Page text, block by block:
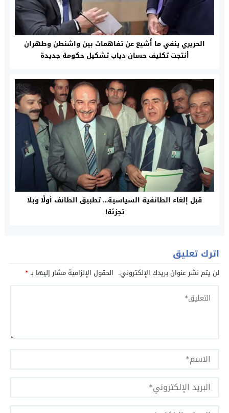
الحريري ينفي ما أُشيع عن تفاهمات بين واشنطن وطهران
أنتجت تكليف حسان دياب تشكيل حكومة جديدة
قبل إلغاء الطائفية السياسية… تطبيق الطائف أولًا وبلا
تجزئة!
اترك تعليق
لن يتم نشر عنوان بريدك الإلكتروني. الحقول الإلزامية مشار إليها بـ*